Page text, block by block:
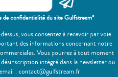
de confidentialité du site Gulfstream*
vous consentez à recevoir par voie
des informations concernant notre
Vous pourrez à tout moment
intégré dans la newsletter ou
: contact@gulfstream.fr